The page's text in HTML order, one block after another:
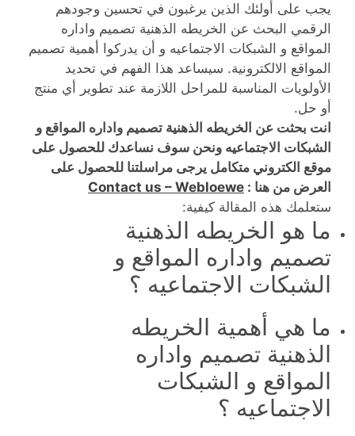
يجب على أولئك الذين يرغبون في تحسين وجودهم
الرقمي البحث عن الخريطه الذهنية تصميم واداره
المواقع و الشبكات الاجتماعيه و أن يدركوا أهمية تصميم
المواقع الالكترونية. سيساعد هذا الفهم في تحديد
الأولويات المناسبة للمراحل اللازمة عند تطوير أي منتج
أو حل.
انت بحثت عن الخريطه الذهنية تصميم واداره المواقع و
الشبكات الاجتماعيه ونحن سوف نساعدك للحصول على
موقع الكتروني متكامل يرجى مراسلتنا للحصول على
العرض من هنا : Contact us – Webloewe
ستعلمك هذه المقالة كيفية:
ما هو الخريطه الذهنية
تصميم واداره المواقع و
الشبكات الاجتماعيه ؟
ما هي أهمية الخريطه
الذهنية تصميم واداره
المواقع و الشبكات
الاجتماعيه ؟